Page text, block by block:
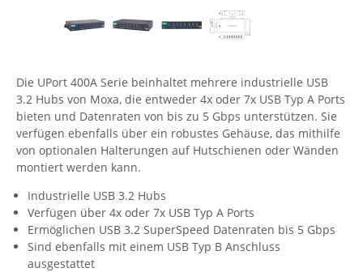
Fokus Technologies
Gude
Guntermann & Drunck
High Sec Labs
HW group
IEC Lock
Ihse
Kerlink
Die UPort 400A Serie beinhaltet mehrere industrielle USB
3.2 Hubs von Moxa, die entweder 4x oder 7x USB Typ A Ports
bieten und Datenraten von bis zu 5 Gbps unterstützen. Sie
verfügen ebenfalls über ein robustes Gehäuse, das mithilfe
von optionalen Halterungen auf Hutschienen oder Wänden
montiert werden kann.
Industrielle USB 3.2 Hubs
Verfügen über 4x oder 7x USB Typ A Ports
Ermöglichen USB 3.2 SuperSpeed Datenraten bis 5 Gbps
Sind ebenfalls mit einem USB Typ B Anschluss
ausgestattet